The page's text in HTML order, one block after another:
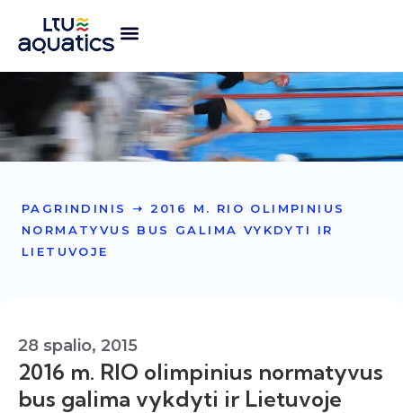
PAGRINDINIS ➝ 2016 M. RIO OLIMPINIUS
NORMATYVUS BUS GALIMA VYKDYTI IR
LIETUVOJE
28 spalio, 2015
2016 m. RIO olimpinius normatyvus
bus galima vykdyti ir Lietuvoje